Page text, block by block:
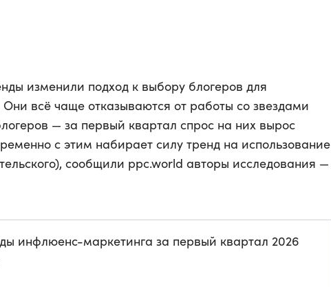
изменили подход к выбору блогеров для
всё чаще отказываются от работы со звездами
— за первый квартал спрос на них вырос
с этим набирает силу тренд на использование
сообщили ppc.world авторы исследования —
инфлюенс-маркетинга за первый квартал 2026